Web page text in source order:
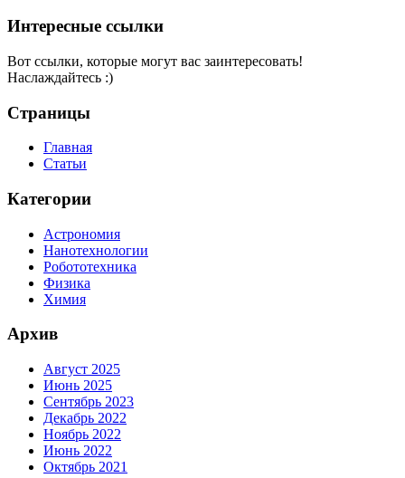
Интересные ссылки
Вот ссылки, которые могут вас заинтересовать!
Наслаждайтесь :)
Страницы
Главная
Статьи
Категории
Астрономия
Нанотехнологии
Робототехника
Физика
Химия
Архив
Август 2025
Июнь 2025
Сентябрь 2023
Декабрь 2022
Ноябрь 2022
Июнь 2022
Октябрь 2021